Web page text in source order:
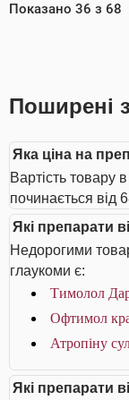
Показано 36 з 68
Поширені
Яка ціна на
Вартість товару
починається від
Які препарати
Недорогими
глаукоми є:
Тимолол
Офтимол
Атропіну
Які препарати